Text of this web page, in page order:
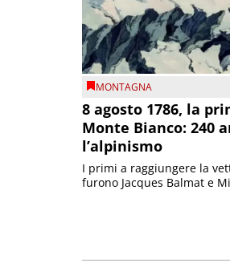
MONTAGNA
8 agosto 1786, la
Monte Bianco: 240
l’alpinismo
I primi a raggiungere la
furono Jacques Balmat e